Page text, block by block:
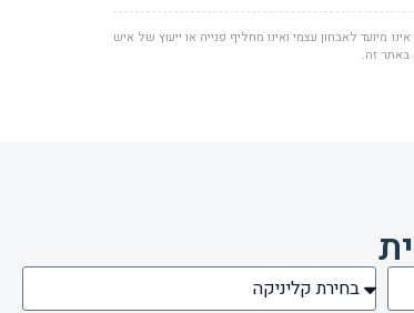
מיועד לאבחון עצמי ואינו מחליף פנייה או ייעוץ של איש
באתר זה.